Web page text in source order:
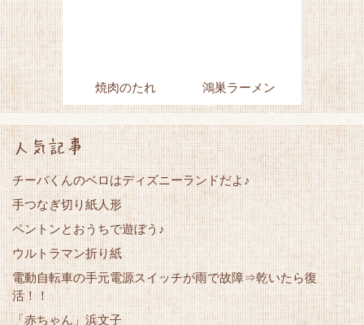
焼肉のたれ 鴻巣ラーメン
人気記事
チーバくんのベロはディズニーランドだよ♪
手つなぎ切り紙人形
ペントンとおうちで遊ぼう♪
ウルトラマン折り紙
電動自転車の手元電源スイッチが雨で故障⇒乾いたら復
活！！
「赤ちゃん」浜文子